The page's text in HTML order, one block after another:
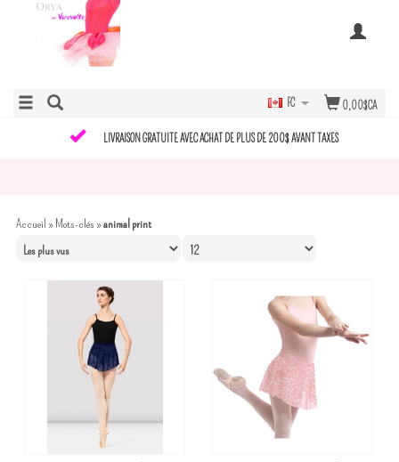
0,00$CA
FC
LIVRAISON GRATUITE AVEC ACHAT DE PLUS DE 200$ AVANT TAXES
Accueil »Mots-clés »animal print